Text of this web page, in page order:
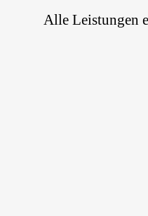
Alle Leistungen